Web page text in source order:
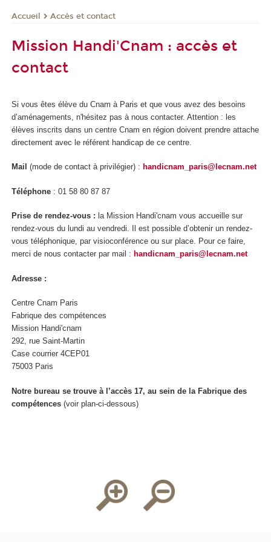
Accueil Accès et contact
Mission Handi'Cnam : accès et
contact
Si vous êtes élève du Cnam à Paris et que vous avez des besoins
d’aménagements, n'hésitez pas à nous contacter. Attention : les
élèves inscrits dans un centre Cnam en région doivent prendre attache
directement avec le référent handicap de ce centre.
Mail(mode de contact à privilégier) : handicnam_paris@lecnam.net
Téléphone : 01 58 80 87 87
Prise de rendez-vous : la Mission Handi'cnam vous accueille sur
rendez-vous du lundi au vendredi. Il est possible d’obtenir un rendez-
vous téléphonique, par visioconférence ou sur place. Pour ce faire,
merci de nous contacter par mail : handicnam_paris@lecnam.net
Adresse :
Centre Cnam Paris
Fabrique des compétences
Mission Handi'cnam
292, rue Saint-Martin
Case courrier 4CEP01
75003 Paris
Notre bureau se trouve à l’accès 17, au sein de la Fabrique des
compétences(voir plan-ci-dessous)